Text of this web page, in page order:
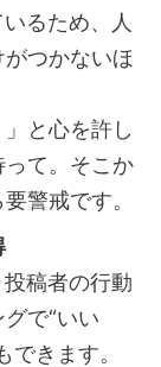
るため、人
つかないほ
と心を許し
て。そこか
警戒です。
稿者の行動
で“いい
きます。